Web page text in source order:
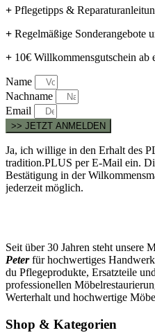
+ Pflegetipps &
+ Regelmäßige Sonderangebote
+ 10€ Willkommensgutschein
Name
Nachname
Email
>> JETZT ANMELDEN
Ja, ich willige in den Erhalt des
tradition.PLUS per E-Mail ein.
Bestätigung in der
jederzeit möglich.
Seit über 30 Jahren steht unsere
Peterfür hochwertiges
du Pflegeprodukte, Ersatzteile
professionellen
Werterhalt und hochwertige
Shop & Kategorien